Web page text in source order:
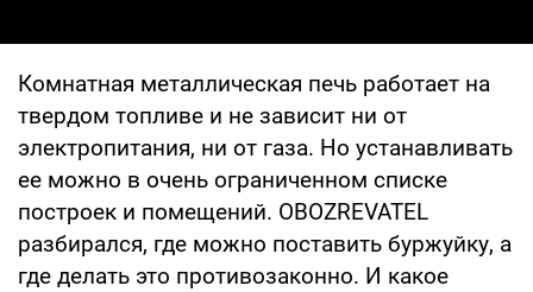
Комнатная металлическая печь работает на
твердом топливе и не зависит ни от
электропитания, ни от газа. Но устанавливать
ее можно в очень ограниченном списке
построек и помещений. OBOZREVATEL
разбирался, где можно поставить буржуйку, а
где делать это противозаконно. И какое